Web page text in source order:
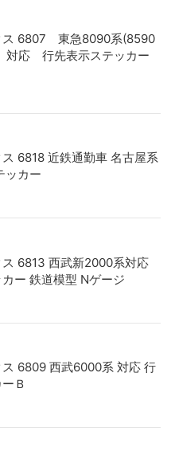
ス 6807 東急8090系(8590
対応 行先表示ステッカー
6818 近鉄通勤車 名古屋系
ッカー
6813 西武新2000系対応
ー 鉄道模型 Nゲージ
6809 西武6000系 対応 行
Ｂ